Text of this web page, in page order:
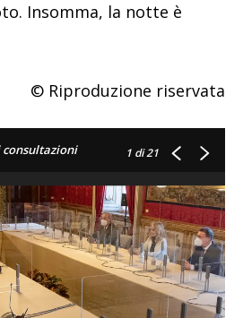
Insomma, la notte è
© Riproduzione riservata
consultazioni 1 di 21